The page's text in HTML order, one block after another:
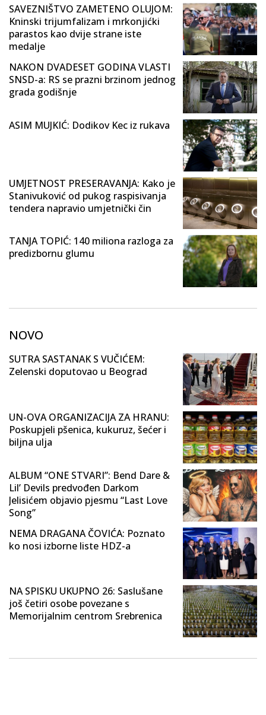
SAVEZNIŠTVO ZAMETENO OLUJOM:
Kninski trijumfalizam i mrkonjićki
parastos kao dvije strane iste
medalje
NAKON DVADESET GODINA VLASTI
SNSD-a: RS se prazni brzinom jednog
grada godišnje
ASIM MUJKIĆ: Dodikov Kec iz rukava
UMJETNOST PRESERAVANJA: Kako je
Stanivuković od pukog raspisivanja
tendera napravio umjetnički čin
TANJA TOPIĆ: 140 miliona razloga za
predizbornu glumu
NOVO
SUTRA SASTANAK S VUČIĆEM:
Zelenski doputovao u Beograd
UN-OVA ORGANIZACIJA ZA HRANU:
Poskupjeli pšenica, kukuruz, šećer i
biljna ulja
ALBUM “ONE STVARI”: Bend Dare &
Lil’ Devils predvođen Darkom
Jelisićem objavio pjesmu “Last Love
Song”
NEMA DRAGANA ČOVIĆA: Poznato
ko nosi izborne liste HDZ-a
NA SPISKU UKUPNO 26: Saslušane
još četiri osobe povezane s
Memorijalnim centrom Srebrenica